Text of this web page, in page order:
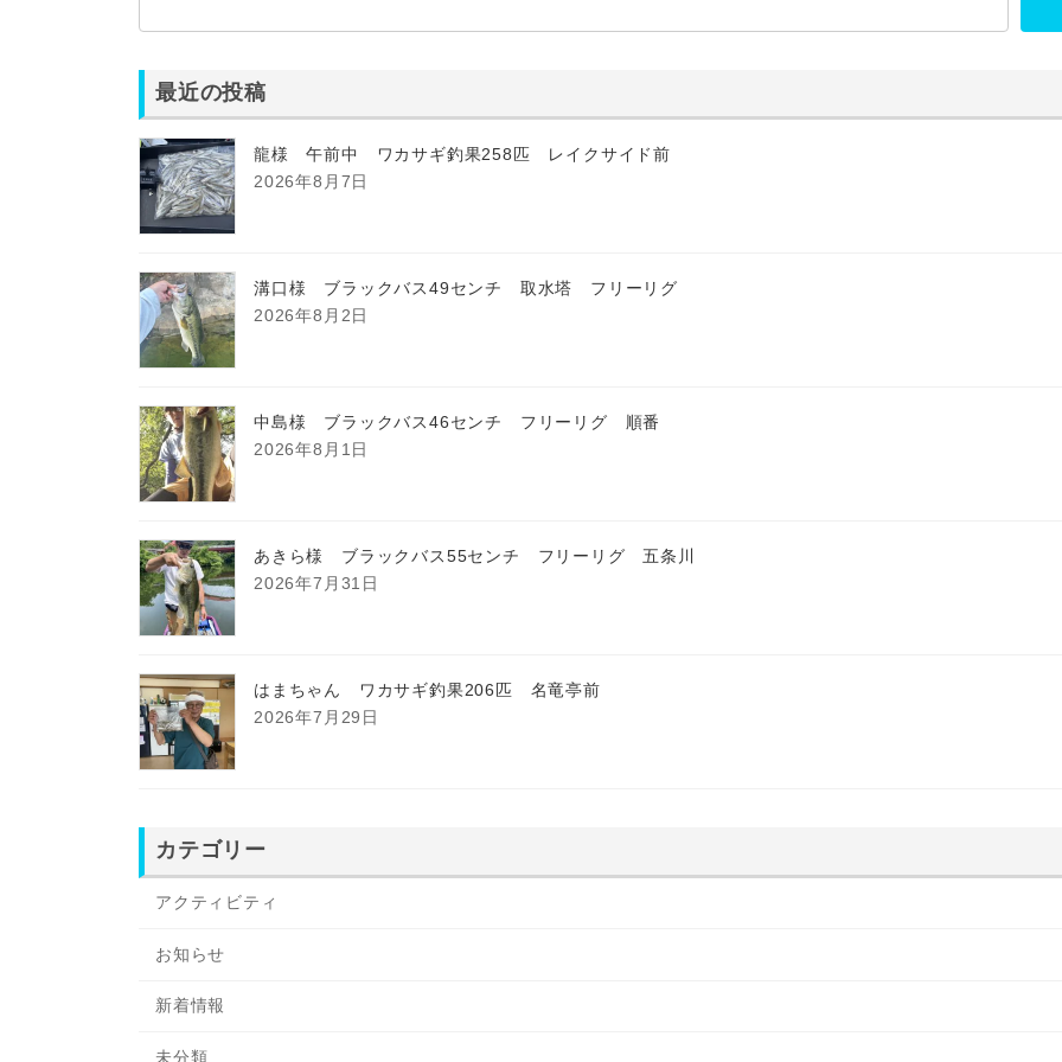
最近の投稿
龍様 午前中 ワカサギ釣果258匹 レイクサイド前
2026年8月7日
溝口様 ブラックバス49センチ 取水塔 フリーリグ
2026年8月2日
中島様 ブラックバス46センチ フリーリグ 順番
2026年8月1日
あきら様 ブラックバス55センチ フリーリグ 五条川
2026年7月31日
はまちゃん ワカサギ釣果206匹 名竜亭前
2026年7月29日
カテゴリー
アクティビティ
お知らせ
新着情報
未分類